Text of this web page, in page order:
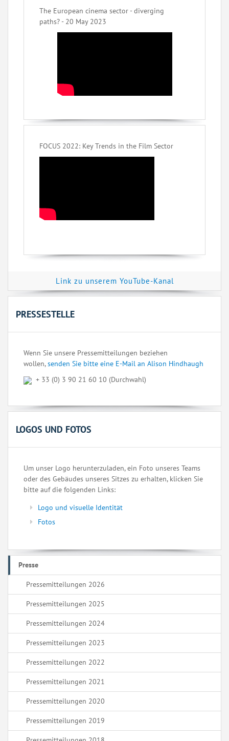
The European cinema sector - diverging
paths? - 20 May 2023
FOCUS 2022: Key Trends in the Film Sector
Link zu unserem YouTube-Kanal
PRESSESTELLE
Wenn Sie unsere Pressemitteilungen beziehen
wollen,senden Sie bitte eine E-Mail an Alison Hindhaugh
+ 33 (0) 3 90 21 60 10 (Durchwahl)
LOGOS UND FOTOS
Um unser Logo herunterzuladen, ein Foto unseres Teams
oder des Gebäudes unseres Sitzes zu erhalten, klicken Sie
bitte auf die folgenden Links:
Logo und visuelle Identität
Fotos
Presse
Pressemitteilungen 2026
Pressemitteilungen 2025
Pressemitteilungen 2024
Pressemitteilungen 2023
Pressemitteilungen 2022
Pressemitteilungen 2021
Pressemitteilungen 2020
Pressemitteilungen 2019